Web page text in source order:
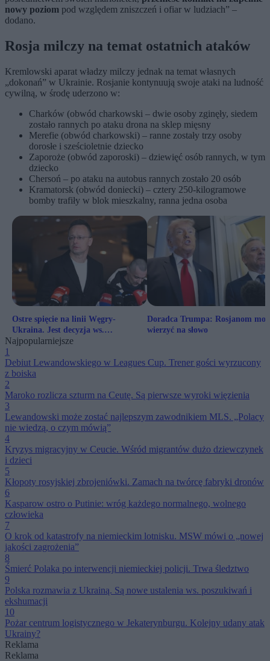
nowy poziom pod względem zniszczeń i ofiar w ludziach” –
dodano.
Rosja milczy na temat ostatnich ataków
Kremlowski aparat władzy milczy jednak na temat własnych
„dokonań” w Ukrainie. Rosjanie kontynuują swoje ataki na ludność
cywilną, w środę uderzono w:
Charków (obwód charkowski – dwie osoby zginęły, siedem
zostało rannych po ataku drona na sklep mięsny
Merefie (obwód charkowski) – ranne zostały trzy osoby
dorosłe i sześcioletnie dziecko
Zaporoże (obwód zaporoski) – dziewięć osób rannych, w tym
dziecko
Chersoń – po ataku na autobus rannych zostało 20 osób
Kramatorsk (obwód doniecki) – cztery 250-kilogramowe
bomby trafiły w blok mieszkalny, ranna jedna osoba
Ostre spięcie na linii Węgry-
Ukraina. Jest decyzja ws.
zatrzymanych Ukraińców
Doradca Trumpa: Rosjanom
wierzyć na słowo
Najpopularniejsze
1
Debiut Lewandowskiego w Leagues Cup. Trener gości wyrzucony
z boiska
2
Maroko rozlicza szturm na Ceutę. Są pierwsze wyroki więzienia
3
Lewandowski może zostać najlepszym zawodnikiem MLS. „Polacy
nie wiedzą, o czym mówią”
4
Kryzys migracyjny w Ceucie. Wśród migrantów dużo dziewczynek
i dzieci
5
Kłopoty rosyjskiej zbrojeniówki. Zamach na twórcę fabryki dronów
6
Kasparow ostro o Putinie: wróg każdego normalnego, wolnego
człowieka
7
O krok od katastrofy na niemieckim lotnisku. MSW mówi o „nowej
jakości zagrożenia”
8
Śmierć Polaka po interwencji niemieckiej policji. Trwa śledztwo
9
Polska rozmawia z Ukrainą. Są nowe ustalenia ws. poszukiwań i
ekshumacji
10
Pożar centrum logistycznego w Jekaterynburgu. Kolejny udany atak
Ukrainy?
Reklama
Reklama